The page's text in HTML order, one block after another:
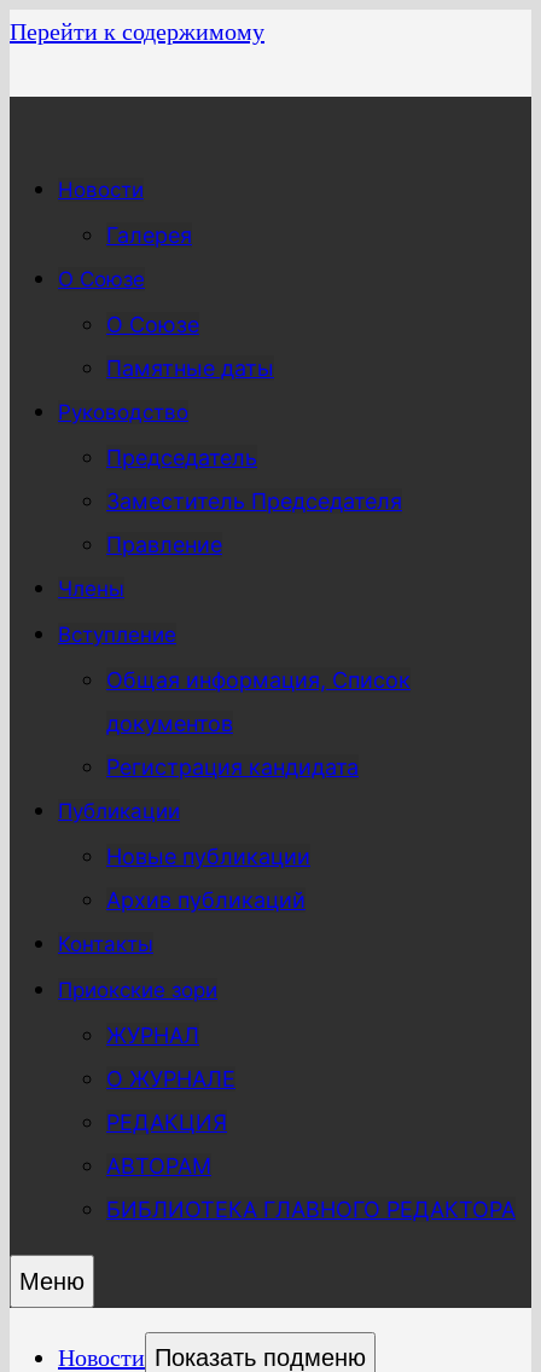
Перейти к содержимому
Новости
Галерея
О Союзе
О Союзе
Памятные даты
Руководство
Председатель
Заместитель Председателя
Правление
Члены
Вступление
Общая информация, Список
документов
Регистрация кандидата
Публикации
Новые публикации
Архив публикаций
Контакты
Приокские зори
ЖУРНАЛ
О ЖУРНАЛЕ
РЕДАКЦИЯ
АВТОРАМ
БИБЛИОТЕКА ГЛАВНОГО РЕДАКТОРА
Меню
Новости Показать подменю